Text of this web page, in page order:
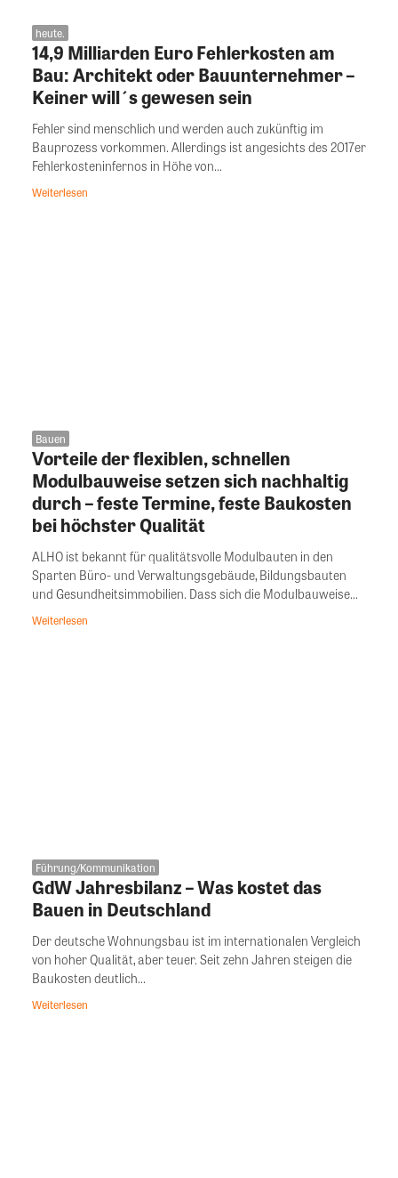
heute.
14,9 Milliarden Euro Fehlerkosten am
Bau: Architekt oder Bauunternehmer –
Keiner will´s gewesen sein
Fehler sind menschlich und werden auch zukünftig im
Bauprozess vorkommen. Allerdings ist angesichts des 2017er
Fehlerkosteninfernos in Höhe von...
Weiterlesen
Bauen
Vorteile der flexiblen, schnellen
Modulbauweise setzen sich nachhaltig
durch – feste Termine, feste Baukosten
bei höchster Qualität
ALHO ist bekannt für qualitätsvolle Modulbauten in den
Sparten Büro- und Verwaltungsgebäude, Bildungsbauten
und Gesundheitsimmobilien. Dass sich die Modulbauweise...
Weiterlesen
Führung/Kommunikation
GdW Jahresbilanz – Was kostet das
Bauen in Deutschland
Der deutsche Wohnungsbau ist im internationalen Vergleich
von hoher Qualität, aber teuer. Seit zehn Jahren steigen die
Baukosten deutlich...
Weiterlesen